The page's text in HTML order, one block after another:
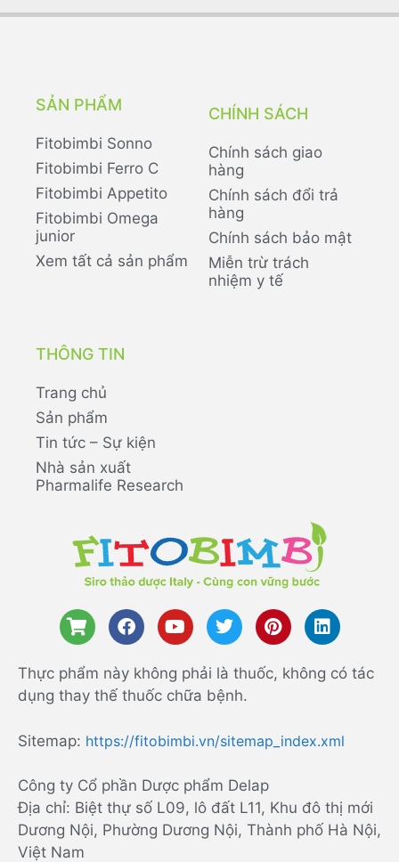
SẢN PHẨM
Fitobimbi Sonno
Fitobimbi Ferro C
Fitobimbi Appetito
Fitobimbi Omega
junior
Xem tất cả sản phẩm
CHÍNH SÁCH
Chính sách giao
hàng
Chính sách đổi trả
hàng
Chính sách bảo mật
Miễn trừ trách
nhiệm y tế
THÔNG TIN
Trang chủ
Sản phẩm
Tin tức – Sự kiện
Nhà sản xuất
Pharmalife Research
Thực phẩm này không phải là thuốc, không có tác
dụng thay thế thuốc chữa bệnh.
Sitemap: https://fitobimbi.vn/sitemap_index.xml
Công ty Cổ phần Dược phẩm Delap
Địa chỉ: Biệt thự số L09, lô đất L11, Khu đô thị mới
Dương Nội, Phường Dương Nội, Thành phố Hà Nội,
Việt Nam